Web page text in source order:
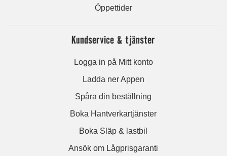
Öppettider
Kundservice & tjänster
Logga in på Mitt konto
Ladda ner Appen
Spåra din beställning
Boka Hantverkartjänster
Boka Släp & lastbil
Ansök om Lågprisgaranti